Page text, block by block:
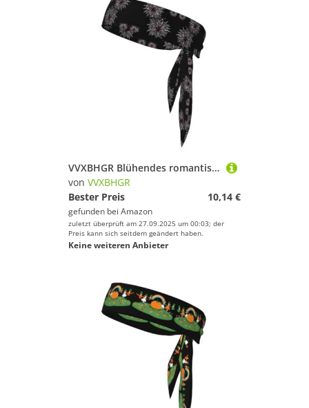
VVXBHGR Blühendes romantisches Feuerwerk-Druck-Sport-Stirnband für Damen und Herren, weich und atmungsaktiv, feuchtigkeitsableitend, athletisch
von VVXBHGR
Bester Preis
10,14 €
gefunden bei Amazon
zuletzt überprüft am 27.09.2025 um 00:03; der
Preis kann sich seitdem geändert haben.
Keine weiteren Anbieter